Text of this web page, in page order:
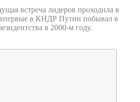
встреча лидеров проходила в
в КНДР Путин побывал в
в 2000-м году.